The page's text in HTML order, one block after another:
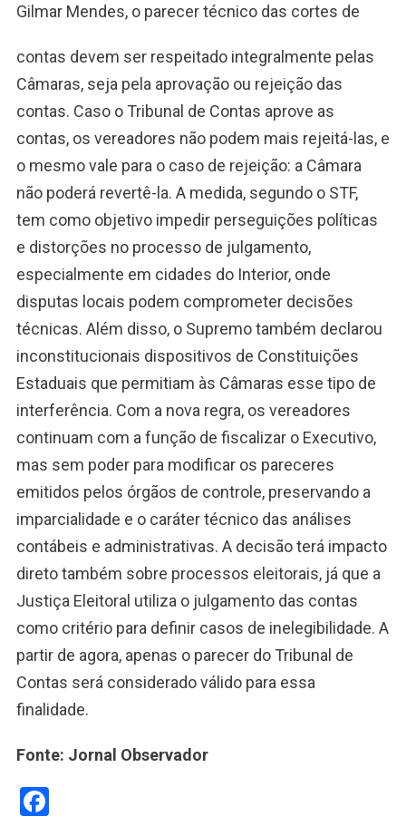
Gilmar Mendes, o parecer técnico das cortes de
contas devem ser respeitado integralmente pelas
Câmaras, seja pela aprovação ou rejeição das
contas. Caso o Tribunal de Contas aprove as
contas, os vereadores não podem mais rejeitá-las, e
o mesmo vale para o caso de rejeição: a Câmara
não poderá revertê-la. A medida, segundo o STF,
tem como objetivo impedir perseguições políticas
e distorções no processo de julgamento,
especialmente em cidades do Interior, onde
disputas locais podem comprometer decisões
técnicas. Além disso, o Supremo também declarou
inconstitucionais dispositivos de Constituições
Estaduais que permitiam às Câmaras esse tipo de
interferência. Com a nova regra, os vereadores
continuam com a função de fiscalizar o Executivo,
mas sem poder para modificar os pareceres
emitidos pelos órgãos de controle, preservando a
imparcialidade e o caráter técnico das análises
contábeis e administrativas. A decisão terá impacto
direto também sobre processos eleitorais, já que a
Justiça Eleitoral utiliza o julgamento das contas
como critério para definir casos de inelegibilidade. A
partir de agora, apenas o parecer do Tribunal de
Contas será considerado válido para essa
finalidade.
Fonte: Jornal Observador
Facebook